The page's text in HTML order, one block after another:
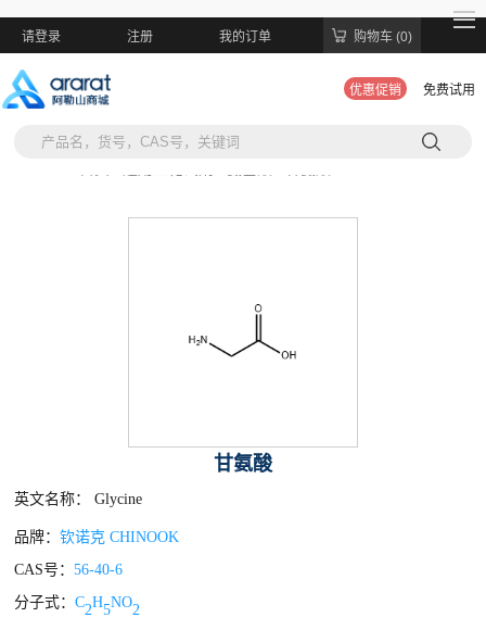
请登录 注册 我的订单 购物车 (0)
优惠促销 免费试用
甘氨酸
英文名称： Glycine
品牌：钦诺克 CHINOOK
CAS号：56-40-6
分子式：C2H5NO2